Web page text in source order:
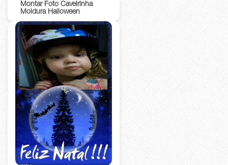
Montar Foto Caveirinha
Moldura Halloween